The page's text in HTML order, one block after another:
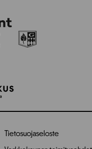
Tietosuojaseloste